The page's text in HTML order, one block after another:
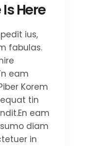
Here
ius,
fabulas.
eam
Korem
tin
eam
diam
in